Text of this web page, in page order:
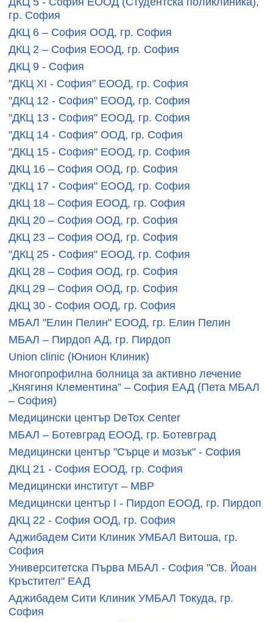
гр. София
ДКЦ 6 – София ООД, гр. София
ДКЦ 2 – София ЕООД, гр. София
ДКЦ 9 - София
"ДКЦ XI - София" ЕООД, гр. София
"ДКЦ 12 - София" ЕООД, гр. София
"ДКЦ 13 - София" ЕООД, гр. София
"ДКЦ 14 - София" ООД, гр. София
"ДКЦ 15 - София" ЕООД, гр. София
ДКЦ 16 – София ООД, гр. София
"ДКЦ 17 - София" ЕООД, гр. София
ДКЦ 18 – София ЕООД, гр. София
ДКЦ 20 – София ООД, гр. София
ДКЦ 23 – София ООД, гр. София
"ДКЦ 25 - София" ЕООД, гр. София
ДКЦ 28 – София ООД, гр. София
ДКЦ 29 – София ООД, гр. София
ДКЦ 30 - София ООД, гр. София
МБАЛ "Елин Пелин" ЕООД, гр. Елин Пелин
МБАЛ – Пирдоп АД, гр. Пирдоп
Union clinic (Юнион Клиник)
Многопрофилна болница за активно лечение
„Княгиня Клементина” – София EАД (Пета МБАЛ
– София)
Медицински център DeTox Center
МБАЛ – Ботевград ЕООД, гр. Ботевград
Медицински център "Сърце и мозък" - София
ДКЦ 21 - София ЕООД, гр. София
Медицински институт – МВР
Медицински център I - Пирдоп ЕООД, гр. Пирдоп
ДКЦ 22 - София ООД, гр. София
Аджибадем Сити Клиник УМБАЛ Витоша, гр.
София
Университетска Първа МБАЛ - София "Св. Йоан
Кръстител" ЕАД
Аджибадем Сити Клиник УМБАЛ Токуда, гр.
София